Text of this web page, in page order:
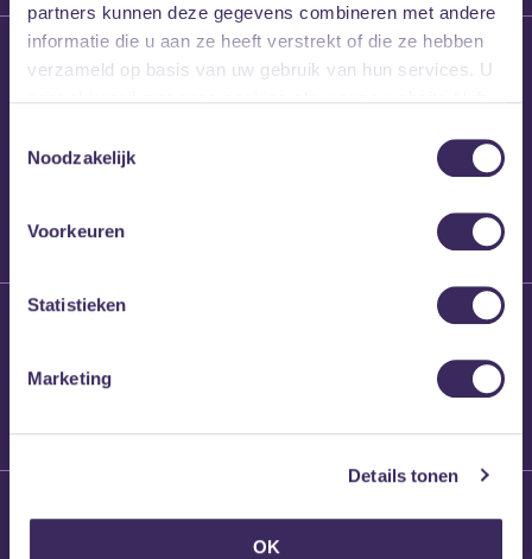
partners kunnen deze gegevens combineren met andere
informatie die u aan ze heeft verstrekt of die ze hebben
verzameld op basis van uw gebruik van hun services. U
Noodzakelijk
Voorkeuren
Statistieken
Marketing
Details tonen
OK
26 maart 2026
Willem’s Blog: High
Brennt Vanneste
Willem’s Blog: Ão